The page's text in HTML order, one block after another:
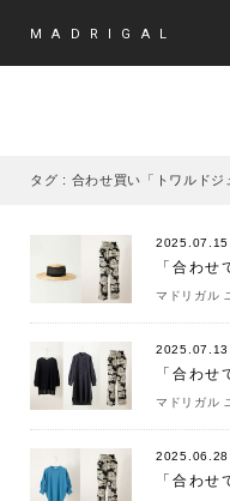
MADRIGAL
タグ : 合わせ買い「トワルドジ
2025.07.15
マドリガル
2025.07.13
マドリガル
2025.06.28